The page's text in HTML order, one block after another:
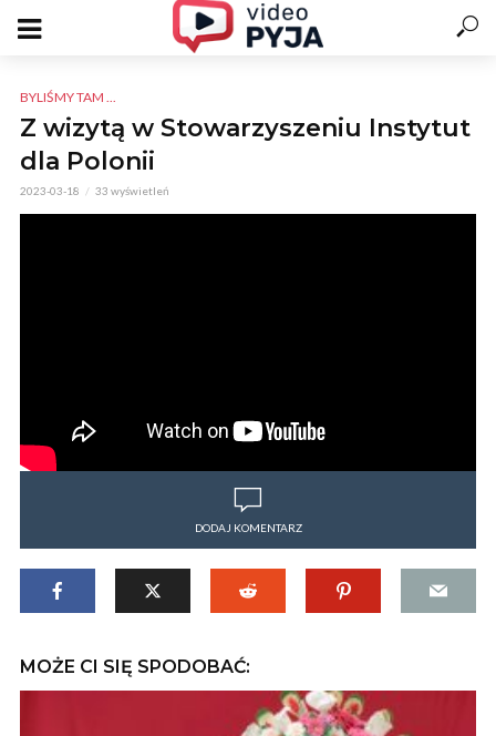
BYLIŚMY TAM ...
Z wizytą w Stowarzyszeniu Instytut
dla Polonii
2023-03-18 33 wyświetleń
DODAJ KOMENTARZ
MOŻE CI SIĘ SPODOBAĆ: